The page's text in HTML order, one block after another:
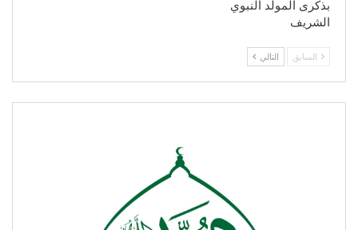
بذكرى المولد النبوي
الشريف
السابق التالي